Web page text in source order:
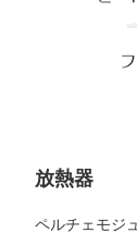
放熱器
ペルチェモジ